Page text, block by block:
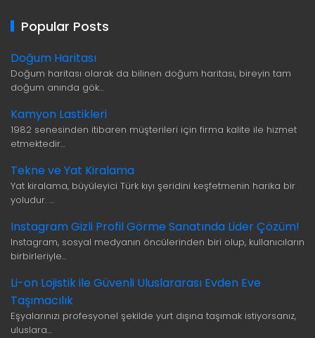
Popular Posts
Doğum Haritası
Doğum haritası olarak da bilinen doğum haritası, bireyin tam
doğum anında gök…
Kamyon Lastikleri
1982 senesinden itibaren müşterileri için firma kalite ile hizmet
etmektedir…
Tekne ve Yat Kiralama
Yat kiralama, büyüleyici Türk kıyı şeridini keşfetmenin harika bir
yoludur. …
Instagram Gizli Profil Görme Sanatında Lider Çözüm!
Instagram, sosyal medyanın öncülerinden biri olup, kullanıcıların
birbirleriyle…
Li-on Lojistik ile Güvenli Uluslararası Evden Eve
Taşımacılık
Eşyalarınızı profesyonel şekilde yurt dışına taşımak istiyorsanız,
uluslara…